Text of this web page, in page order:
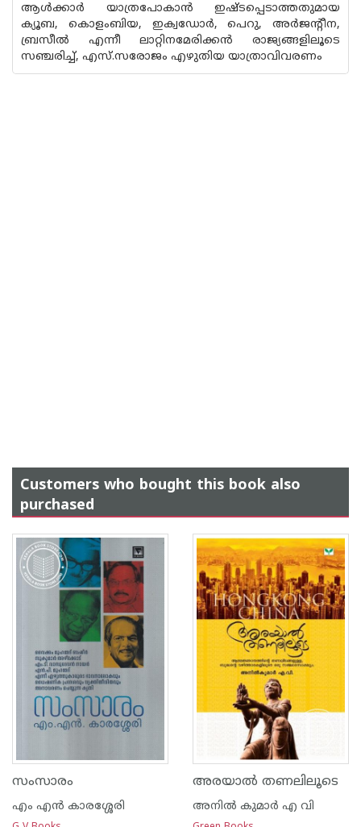
ആൾക്കാർ യാത്രപോകാൻ ഇഷ്ടപ്പെടാത്തതുമായ
ക്യൂബ, കൊളംബിയ, ഇക്വഡോർ, പെറു, അർജന്റീന,
ബ്രസീൽ എന്നീ ലാറ്റിനമേരിക്കൻ രാജ്യങ്ങളിലൂടെ
സഞ്ചരിച്ച്, എസ്.സരോജം എഴുതിയ യാത്രാവിവരണം
Customers who bought this book also
purchased
സംസാരം
എം എന്‍ കാരശ്ശേരി
അരയാല്‍ തണലിലൂടെ
അനില്‍ കുമാര്‍ എ വി